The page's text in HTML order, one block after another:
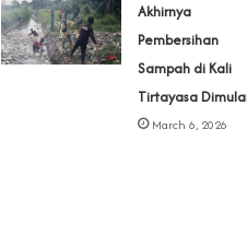
Akhirnya
Pembersihan
Sampah di Kali
Tirtayasa
March 6, 2026